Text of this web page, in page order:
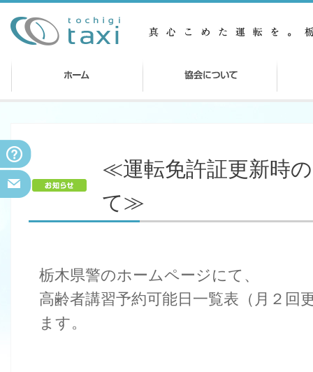
≪運転免許証更新時
て≫
栃木県警のホームページにて、
高齢者講習予約可能日一覧表（月２回
ます。